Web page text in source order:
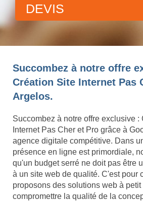
DEVIS
Succombez à notre offre
Création Site Internet Pas
Argelos.
Succombez à notre offre exclusive :
Internet Pas Cher et Pro grâce à
agence digitale compétitive. Dans
présence en ligne est primordiale,
qu'un budget serré ne doit pas être
à un site web de qualité. C'est pour
proposons des solutions web à petit
compromettre la qualité de la